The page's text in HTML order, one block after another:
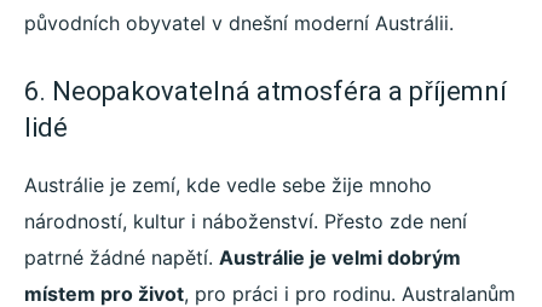
původních obyvatel v dnešní moderní Austrálii.
6. Neopakovatelná atmosféra a příjemní
lidé
Austrálie je zemí, kde vedle sebe žije mnoho
národností, kultur i náboženství. Přesto zde není
patrné žádné napětí. Austrálie je velmi dobrým
místem pro život, pro práci i pro rodinu. Australanům